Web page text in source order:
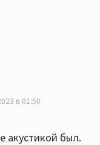
в 01:50
акустикой был.